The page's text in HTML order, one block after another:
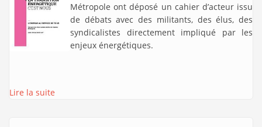
Métropole ont déposé un cahier d’acteur issu
de débats avec des militants, des élus, des
syndicalistes directement impliqué par les
enjeux énergétiques.
Lire la suite